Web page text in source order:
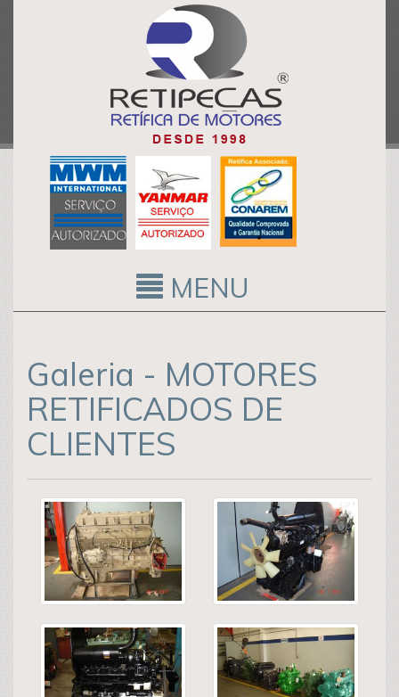
MENU
Galeria - MOTORES
RETIFICADOS DE
CLIENTES